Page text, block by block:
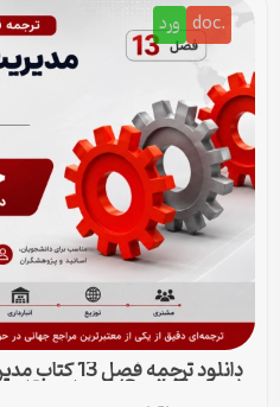
.doc ورد
دانلود ترجمه
(Sunil Chopra) | حمل و نقل در زنجیره تامین